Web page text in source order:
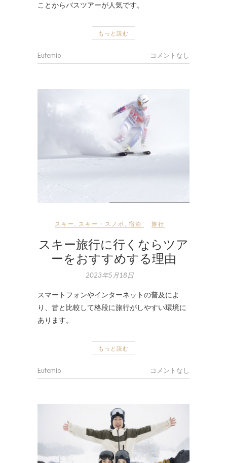
ことからバスツアーが人気です。
もっと読む
Eufemio コメントなし
スキー スキー・スノボ 宿泊 旅行
スキー旅行に行くならツア
ーをおすすめする理由
2023年5月18日
スマートフォンやインターネットの普及によ
り、昔と比較して格段に旅行がしやすい環境に
あります。
もっと読む
Eufemio コメントなし